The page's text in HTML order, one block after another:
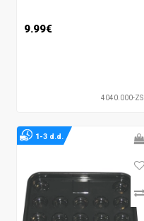
9.99€
4040.000-ZS
1-3 d.d.